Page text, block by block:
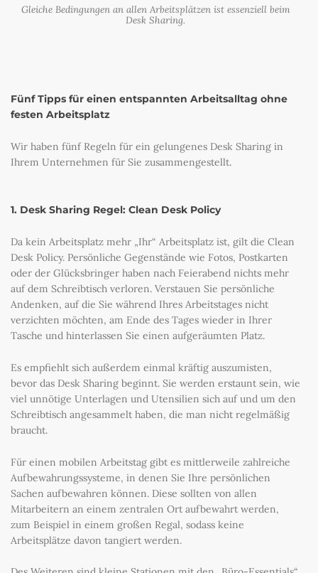
Gleiche Bedingungen an allen Arbeitsplätzen ist essenziell beim
Desk Sharing.
Fünf Tipps für einen entspannten Arbeitsalltag ohne
festen Arbeitsplatz
Wir haben fünf Regeln für ein gelungenes Desk Sharing in
Ihrem Unternehmen für Sie zusammengestellt.
1. Desk Sharing Regel: Clean Desk Policy
Da kein Arbeitsplatz mehr „Ihr“ Arbeitsplatz ist, gilt die Clean
Desk Policy. Persönliche Gegenstände wie Fotos, Postkarten
oder der Glücksbringer haben nach Feierabend nichts mehr
auf dem Schreibtisch verloren. Verstauen Sie persönliche
Andenken, auf die Sie während Ihres Arbeitstages nicht
verzichten möchten, am Ende des Tages wieder in Ihrer
Tasche und hinterlassen Sie einen aufgeräumten Platz.
Es empfiehlt sich außerdem einmal kräftig auszumisten,
bevor das Desk Sharing beginnt. Sie werden erstaunt sein, wie
viel unnötige Unterlagen und Utensilien sich auf und um den
Schreibtisch angesammelt haben, die man nicht regelmäßig
braucht.
Für einen mobilen Arbeitstag gibt es mittlerweile zahlreiche
Aufbewahrungssysteme, in denen Sie Ihre persönlichen
Sachen aufbewahren können. Diese sollten von allen
Mitarbeitern an einem zentralen Ort aufbewahrt werden,
zum Beispiel in einem großen Regal, sodass keine
Arbeitsplätze davon tangiert werden.